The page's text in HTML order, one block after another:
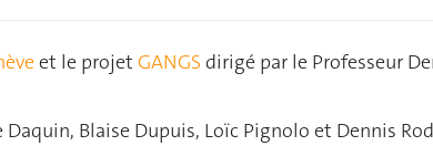
et le projet GANGS dirigé par le Professeur
Blaise Dupuis, Loïc Pignolo et Dennis